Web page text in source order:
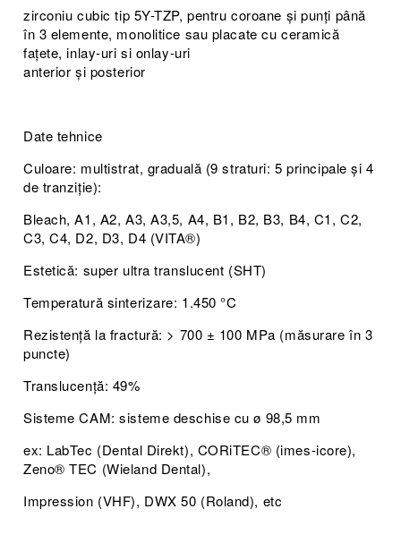
zirconiu cubic tip 5Y-TZP, pentru coroane și punți până
în 3 elemente, monolitice sau placate cu ceramică
fațete, inlay-uri si onlay-uri
anterior și posterior
Date tehnice
Culoare: multistrat, graduală (9 straturi: 5 principale și 4
de tranziție):
Bleach, A1, A2, A3, A3,5, A4, B1, B2, B3, B4, C1, C2,
C3, C4, D2, D3, D4 (VITA®)
Estetică: super ultra translucent (SHT)
Temperatură sinterizare: 1.450 °C
Rezistență la fractură: > 700 ± 100 MPa (măsurare în 3
puncte)
Translucență: 49%
Sisteme CAM: sisteme deschise cu ø 98,5 mm
ex: LabTec (Dental Direkt), CORiTEC® (imes-icore),
Zeno® TEC (Wieland Dental),
Impression (VHF), DWX 50 (Roland), etc